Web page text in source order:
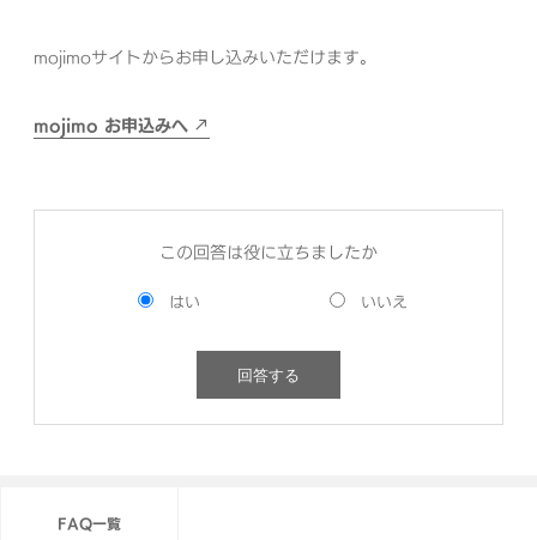
mojimoサイトからお申し込みいただけます。
mojimo お申込みへ
この回答は役に立ちましたか
FAQ一覧